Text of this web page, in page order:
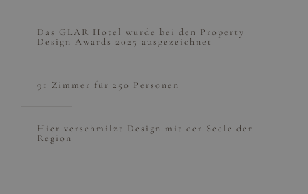
Das GLAR Hotel wurde bei den Property
Design Awards 2025 ausgezeichnet
91 Zimmer für 250 Personen
Hier verschmilzt Design mit der Seele der
Region